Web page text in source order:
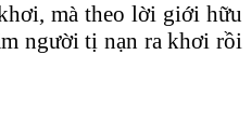
mà theo lời giới hữu
người tị nạn ra khơi rồi